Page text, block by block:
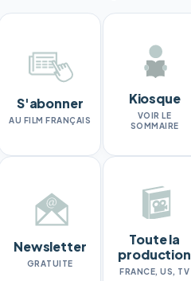
S'abonner
AU FILM FRANÇAIS
Kiosque
VOIR LE
SOMMAIRE
Newsletter
GRATUITE
Toute la
production
FRANCE, US, TV